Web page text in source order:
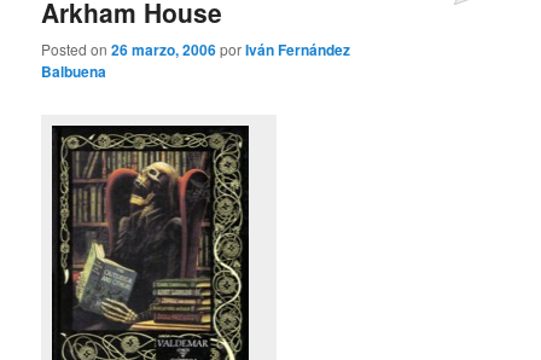
Arkham House
Posted on26 marzo, 2006porIván Fernández
Balbuena